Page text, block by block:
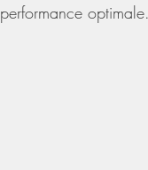
performance optimale.